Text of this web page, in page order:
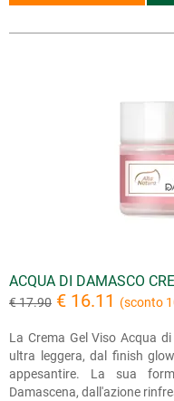
ACQUA DI DAMASCO
€ 17.90 € 16.11 (sconto
La Crema Gel Viso Acqua
ultra leggera, dal finish
appesantire. La sua
Damascena, dall'azione